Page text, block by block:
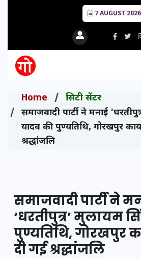
7 AUGUST 2026
Home
सिटी सेंटर
समाजवादी पार्टी ने मनाई
यादव की पुण्यतिथि, गोरखपुर
श्रद्धांजलि
समाजवादी पार्टी ने
‘धरतीपुत्र’ मुलायम
पुण्यतिथि, गोरखपुर
दी गई श्रद्धांजलि